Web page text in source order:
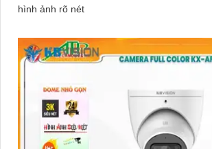
hình ảnh rõ nét